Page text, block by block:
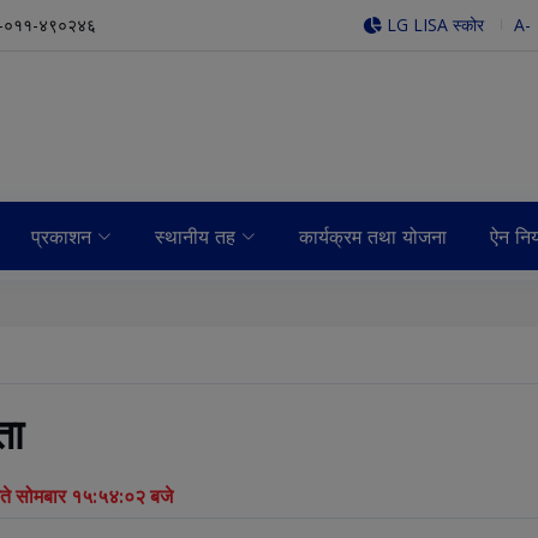
४९०२४६ LG LISA स्कोर A-
प्रकाशन स्थानीय तह कार्यक्रम तथा योजना ऐन
सोमबार १५:५४:०२ बजे